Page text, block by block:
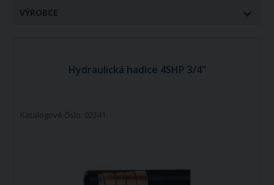
VÝROBCE
Hydraulická hadice 4SHP 3/4"
Katalogové číslo: 02341